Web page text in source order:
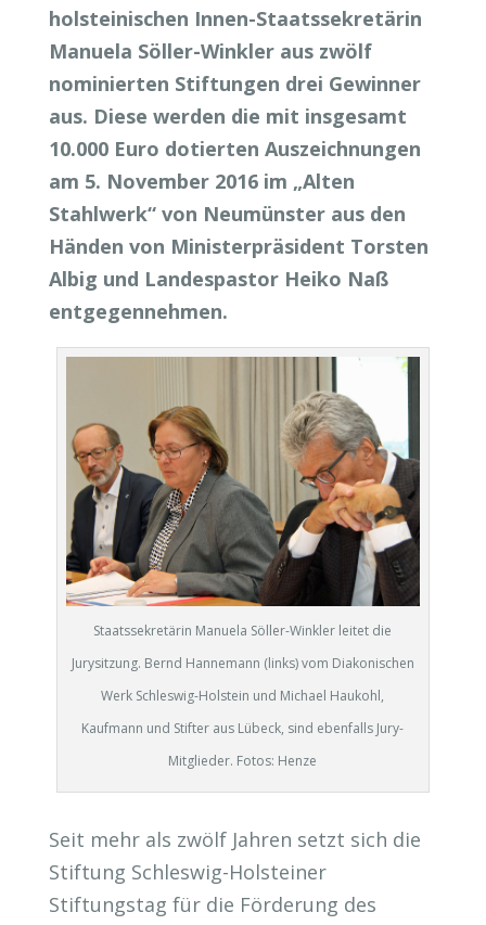
holsteinischen Innen-Staatssekretärin
Manuela Söller-Winkler aus zwölf
nominierten Stiftungen drei Gewinner
aus. Diese werden die mit insgesamt
10.000 Euro dotierten Auszeichnungen
am 5. November 2016 im „Alten
Stahlwerk“ von Neumünster aus den
Händen von Ministerpräsident Torsten
Albig und Landespastor Heiko Naß
entgegennehmen.
Staatssekretärin Manuela Söller-Winkler leitet die
Jurysitzung. Bernd Hannemann (links) vom Diakonischen
Werk Schleswig-Holstein und Michael Haukohl,
Kaufmann und Stifter aus Lübeck, sind ebenfalls Jury-
Mitglieder. Fotos: Henze
Seit mehr als zwölf Jahren setzt sich die
Stiftung Schleswig-Holsteiner
Stiftungstag für die Förderung des